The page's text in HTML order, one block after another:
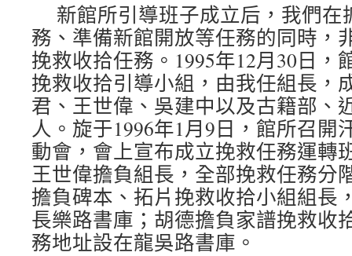
新館所引導班子成立后，我們
務、準備新館開放等任務的同時，
挽救收拾任務。1995年12月30日，
挽救收拾引導小組，由我任組長，
君、王世偉、吳建中以及古籍部、
人。旋于1996年1月9日，館所召開
動會，會上宣布成立挽救任務運轉
王世偉擔負組長，全部挽救任務分
擔負碑本、拓片挽救收拾小組組長
長樂路書庫；胡德擔負家譜挽救收
務地址設在龍吳路書庫。